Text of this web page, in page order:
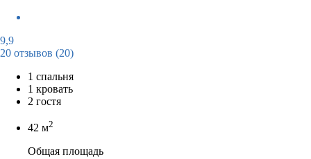
9,9
20 отзывов (20)
1 спальня
1 кровать
2 гостя
42 м2
Общая площадь